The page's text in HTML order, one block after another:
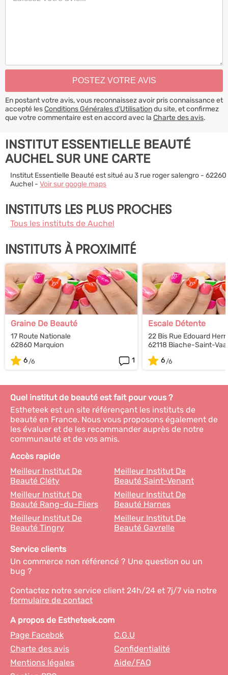
En postant votre avis, vous reconnaissez avoir pris connaissance et
accepté lesConditions Générales d’Utilisationdu site, et confirmez
que votre commentaire est en accord avec la Charte des avis.
INSTITUT ESSENTIELLE BEAUTÉ
AUCHEL SUR UNE CARTE
Institut Essentielle Beauté est situé au 3 rue roger salengro - 62260
Auchel - Voir sur google maps
INSTITUTS LES PLUS PROCHES
Tous les instituts de Auchel
INSTITUTS À PROXIMITÉ
Graine De Beauté
17 Route Nationale
62860 Marquion
6
1
Escale Détente
22 Bis Rue Edouard
62118 Biache-Saint-
6
Quel institut de beauté est fait pour vous ?
Estheteek est un site référençant les instituts de
beauté en France. Nous vous proposons également de
les évaluer et de les recommander auprès de notre
communauté et de vos amis.
Accès rapide
Meilleur Institut De
Beauté Cléty
Meilleur Institut De
Beauté Saint-Venant
Meilleur Institut De
Beauté Rang-du-Fliers
Meilleur Institut De
Beauté Harnes
Meilleur Institut De
Beauté Tingry
Meilleur Institut De
Beauté Gavrelle
Service clients
Un commerce non référencé ? Une question ou un
bug ?
Contactez notre service client 24h/24 et 7j/7 via notre
formulaire de contact
A propos de Estheteek.com
Page Facebok
C.G.U
Charte des avis
Confidentialité
Mentions légales
Aide/FAQ